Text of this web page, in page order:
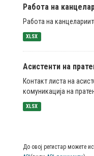
Работа на
Работа на
XLSX
Асистенти на
Контакт листа на
комуникација на
XLSX
До овој регистар можете